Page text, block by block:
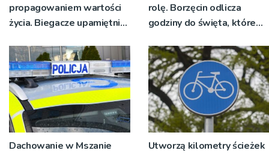
propagowaniem wartości
życia. Biegacze upamiętnili
rolę. Borzęcin odlicza
godziny do święta, które
pokoleń
Dachowanie w Mszanie
Utworzą kilometry ścieżek